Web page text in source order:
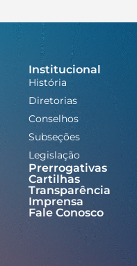
Institucional
História
Diretorias
Conselhos
Subseções
Legislação
Prerrogativas
Cartilhas
Transparência
Imprensa
Fale Conosco